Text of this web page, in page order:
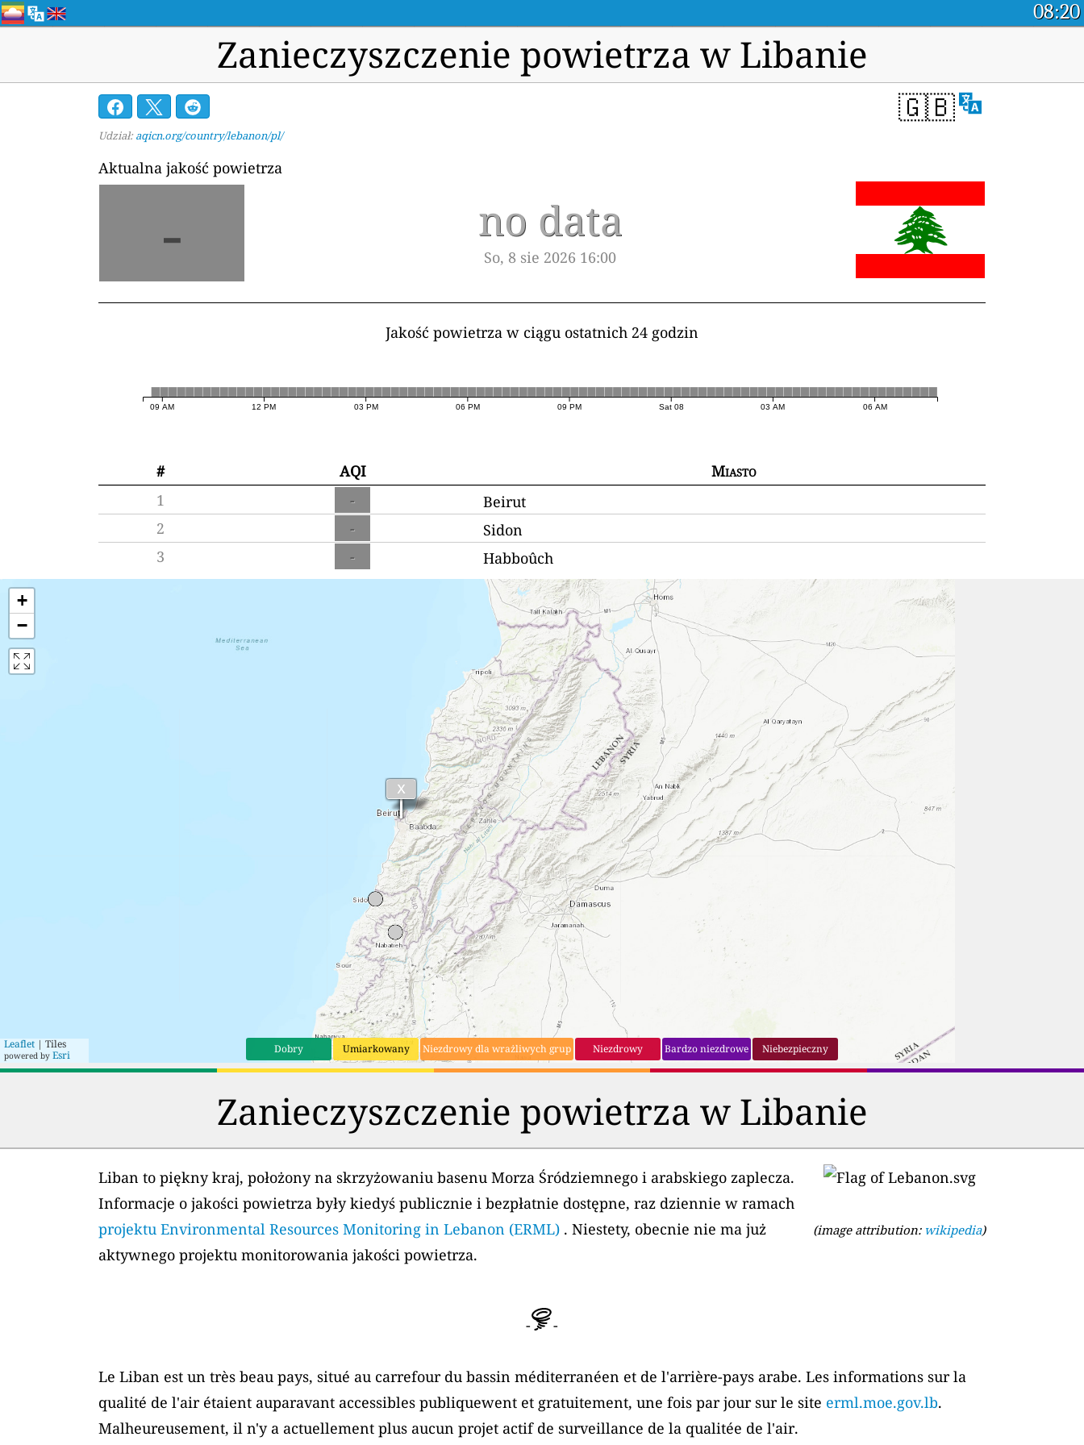
08:20
Zanieczyszczenie powietrza w Libanie
🇬🇧
Udział: aqicn.org/country/lebanon/pl/
Aktualna jakość powietrza
- no data
So, 8 sie 2026 16:00
Jakość powietrza w ciągu ostatnich 24 godzin
09 AM 12 PM 03 PM 06 PM 09 PM Sat 08 03 AM 06 AM
# AQI
Miasto
1
-
Beirut
2
-
Sidon
3
- Habboûch
+
−
Leaflet | Tiles
powered by Esri Dobry Umiarkowany Niezdrowy dla wrażliwych grup Niezdrowy Bardzo niezdrowe Niebezpieczny
Zanieczyszczenie powietrza w Libanie
(image attribution: wikipedia)
Liban to piękny kraj, położony na skrzyżowaniu basenu Morza Śródziemnego i arabskiego zaplecza.
Informacje o jakości powietrza były kiedyś publicznie i bezpłatnie dostępne, raz dziennie w ramach
projektu Environmental Resources Monitoring in Lebanon (ERML) . Niestety, obecnie nie ma już
aktywnego projektu monitorowania jakości powietrza.
- -
Le Liban est un très beau pays, situé au carrefour du bassin méditerranéen et de l'arrière-pays arabe. Les informations sur la
qualité de l'air étaient auparavant accessibles publiquewent et gratuitement, une fois par jour sur le site erml.moe.gov.lb.
Malheureusement, il n'y a actuellement plus aucun projet actif de surveillance de la qualitée de l'air.